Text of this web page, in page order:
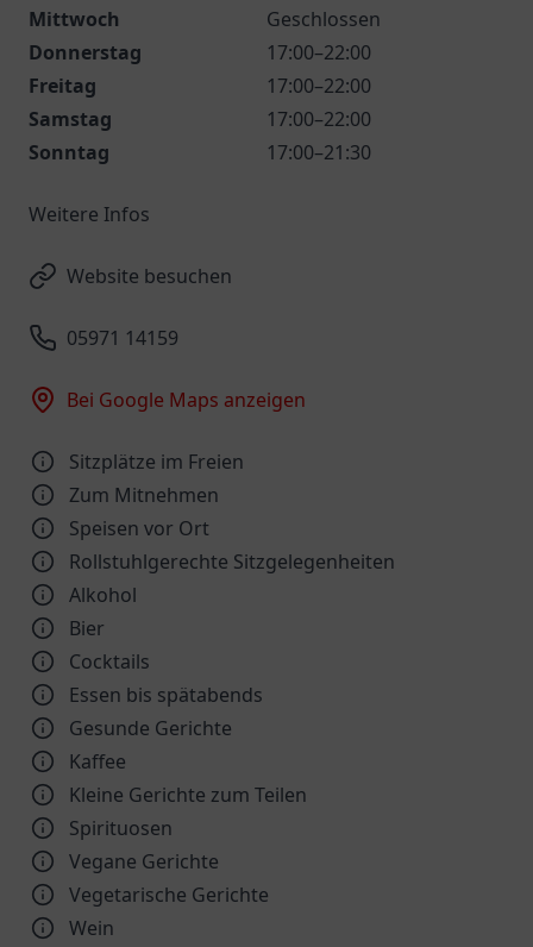
Mittwoch
Geschlossen
Donnerstag
17:00–22:00
Freitag
17:00–22:00
Samstag
17:00–22:00
Sonntag
17:00–21:30
Weitere Infos
Website besuchen
05971 14159
Bei Google Maps anzeigen
Sitzplätze im Freien
Zum Mitnehmen
Speisen vor Ort
Rollstuhlgerechte Sitzgelegenheiten
Alkohol
Bier
Cocktails
Essen bis spätabends
Gesunde Gerichte
Kaffee
Kleine Gerichte zum Teilen
Spirituosen
Vegane Gerichte
Vegetarische Gerichte
Wein